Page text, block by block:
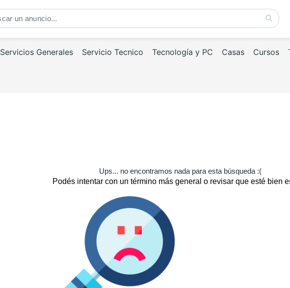
Servicios Generales Servicio Tecnico Tecnología y PC Casas Cursos
Ups... no encontramos nada para esta búsqueda :(
Podés intentar con un término más general o revisar que esté bien